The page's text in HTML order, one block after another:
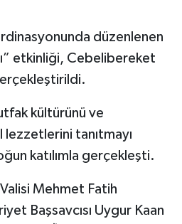
düzenlenen
etkinliği, Cebelibereket
kültürünü ve
lezzetlerini tanıtmayı
katılımla gerçekleşti.
Mehmet Fatih
Başsavcısı Uygur Kaan